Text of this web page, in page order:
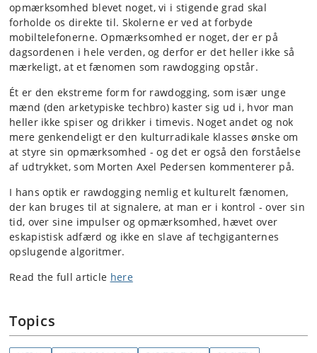
opmærksomhed blevet noget, vi i stigende grad skal
forholde os direkte til. Skolerne er ved at forbyde
mobiltelefonerne. Opmærksomhed er noget, der er på
dagsordenen i hele verden, og derfor er det heller ikke så
mærkeligt, at et fænomen som rawdogging opstår.
Ét er den ekstreme form for rawdogging, som især unge
mænd (den arketypiske techbro) kaster sig ud i, hvor man
heller ikke spiser og drikker i timevis. Noget andet og nok
mere genkendeligt er den kulturradikale klasses ønske om
at styre sin opmærksomhed - og det er også den forståelse
af udtrykket, som Morten Axel Pedersen kommenterer på.
I hans optik er rawdogging nemlig et kulturelt fænomen,
der kan bruges til at signalere, at man er i kontrol - over sin
tid, over sine impulser og opmærksomhed, hævet over
eskapistisk adfærd og ikke en slave af techgiganternes
opslugende algoritmer.
Read the full article here
Topics